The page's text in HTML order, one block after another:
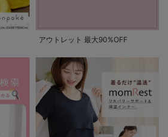
アウトレット 最大90%OFF